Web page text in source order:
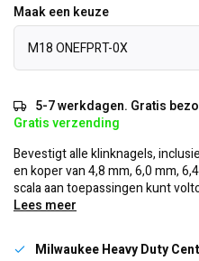
Maak een keuze
M18 ONEFPRT-0X
5-7 werkdagen. Gratis
Gratis verzending
Bevestigt alle klinknagels,
en koper van 4,8 mm, 6,0 mm,
scala aan toepassingen kunt
Lees meer
Milwaukee Heavy Duty